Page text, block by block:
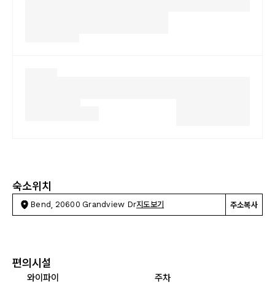
숙소위치
Bend, 20600 Grandview Dr지도보기 주소복사
편의시설
와이파이
주차